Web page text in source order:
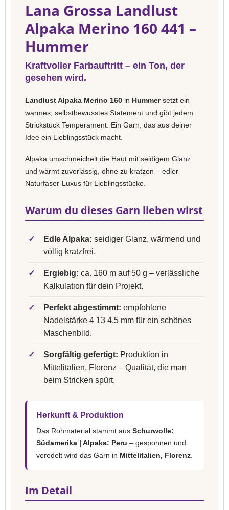
Lana Grossa Landlust
Alpaka Merino 160 441 –
Hummer
Kraftvoller Farbauftritt – ein Ton, der
gesehen wird.
Landlust Alpaka Merino 160 in Hummersetzt ein
warmes, selbstbewusstes Statement und gibt jedem
Strickstück Temperament. Ein Garn, das aus deiner
Idee ein Lieblingsstück macht.
Alpaka umschmeichelt die Haut mit seidigem Glanz
und wärmt zuverlässig, ohne zu kratzen – edler
Naturfaser-Luxus für Lieblingsstücke.
Warum du dieses Garn lieben wirst
✓ Edle Alpaka: seidiger Glanz, wärmend und
völlig kratzfrei.
✓ Ergiebig: ca. 160 m auf 50 g – verlässliche
Kalkulation für dein Projekt.
✓ Perfekt abgestimmt: empfohlene
Nadelstärke 4 13 4,5 mm für ein schönes
Maschenbild.
✓ Sorgfältig gefertigt: Produktion in
Mittelitalien, Florenz – Qualität, die man
beim Stricken spürt.
Herkunft & Produktion
Das Rohmaterial stammt aus Schurwolle:
Südamerika | Alpaka: Peru – gesponnen und
veredelt wird das Garn in Mittelitalien, Florenz
Im Detail